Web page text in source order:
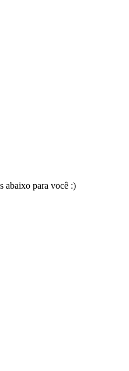
abaixo para você :)